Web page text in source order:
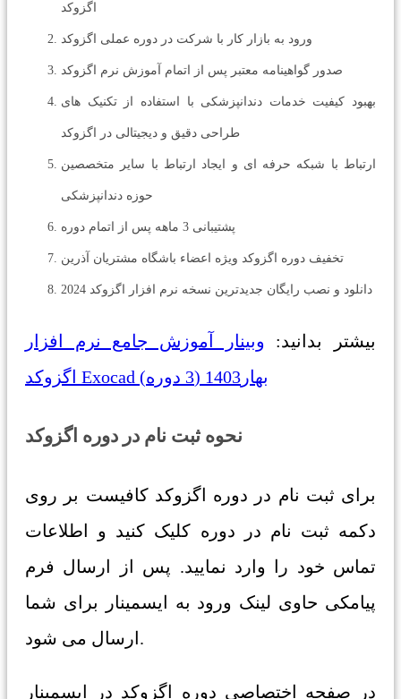
اگزوکد
ورود به بازار کار با شرکت در دوره عملی اگزوکد
صدور گواهینامه معتبر پس از اتمام آموزش نرم اگزوکد
بهبود کیفیت خدمات دندانپزشکی با استفاده از تکنیک های
طراحی دقیق و دیجیتالی در اگزوکد
ارتباط با شبکه حرفه ای و ایجاد ارتباط با سایر متخصصین
حوزه دندانپزشکی
پشتیبانی 3 ماهه پس از اتمام دوره
دانلود و نصب رایگان جدیدترین نسخه نرم افزار اگزوکد 2024
بیشتر بدانید: وبینار آموزش جامع نرم افزار
اگزوکد Exocad بهار1403 (3 دوره)
نحوه ثبت نام در دوره اگزوکد
برای ثبت نام در دوره اگزوکد کافیست بر روی
دکمه ثبت نام در دوره کلیک کنید و اطلاعات
تماس خود را وارد نمایید. پس از ارسال فرم
پیامکی حاوی لینک ورود به ایسمینار برای شما
ارسال می شود.
در صفحه اختصاصی دوره اگزوکد در ایسمینار